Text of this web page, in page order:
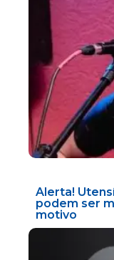
Alerta!
podem ser
motivo